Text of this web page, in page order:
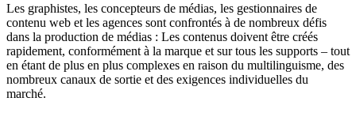
Les graphistes, les concepteurs de médias, les gestionnaires de
contenu web et les agences sont confrontés à de nombreux défis
dans la production de médias : Les contenus doivent être créés
rapidement, conformément à la marque et sur tous les supports – tout
en étant de plus en plus complexes en raison du multilinguisme, des
nombreux canaux de sortie et des exigences individuelles du
marché.